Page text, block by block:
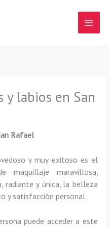
y labios en San
Rafael
y muy exitoso es el
maquillaje maravillosa,
radiante y única, la belleza
y satisfacción personal.
puede acceder a este